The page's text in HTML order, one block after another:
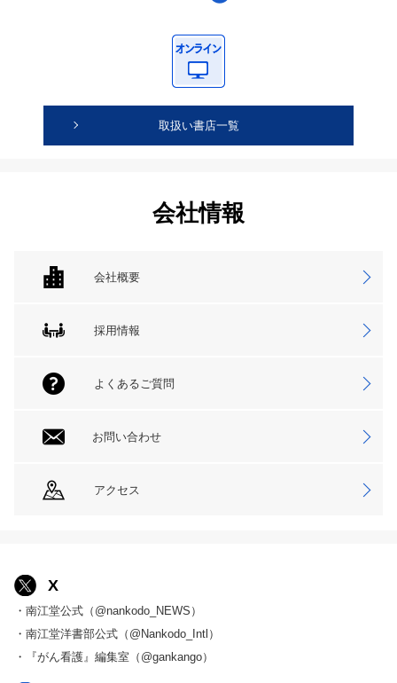
取扱い書店一覧
会社情報
会社概要
採用情報
よくあるご質問
お問い合わせ
アクセス
X
・南江堂公式（@nankodo_NEWS）
・南江堂洋書部公式（@Nankodo_Intl）
・『がん看護』編集室（@gankango）